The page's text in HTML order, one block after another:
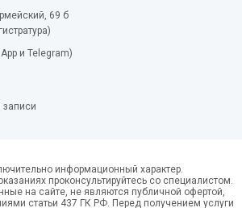
69 б
и Telegram)
записи
информационный характер.
проконсультируйтесь со специалистом.
на сайте, не являются публичной офертой,
статьи 437 ГК РФ. Перед получением услуги